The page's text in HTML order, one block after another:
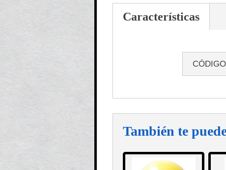
Características
CÓDIGO
También te